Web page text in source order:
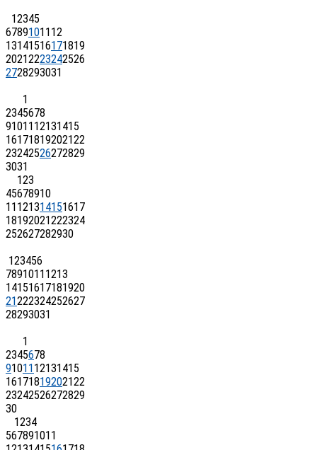
12345
67891011 12
13141516171819
20212223242526
2728293031
1
2345678
91011 12131415
16171819202122
23242526272829
3031
123
45678910
11 121314151617
18192021222324
252627282930
123456
7891011 1213
14151617181920
21222324252627
28293031
1
2345678
91011 12131415
16171819202122
23242526272829
30
1234
567891011